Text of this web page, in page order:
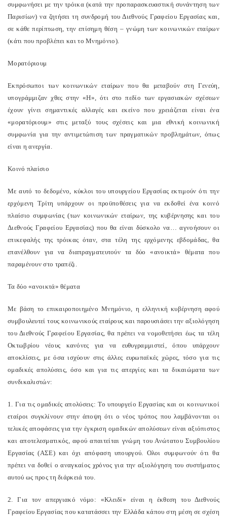
συμφωνήσει με την τρόικα (κατά την προπαρασκευαστική συνάντηση των
Παρισίων) να ζητήσει τη συνδρομή του Διεθνούς Γραφείου Εργασίας και,
σε κάθε περίπτωση, την επίσημη θέση – γνώμη των κοινωνικών εταίρων
(κάτι που προβλέπει και το Μνημόνιο).
Μορατόριουμ
Εκπρόσωποι των κοινωνικών εταίρων που θα μεταβούν στη Γενεύη,
υπογράμμιζαν χθες στην «Η», ότι στο πεδίο των εργασιακών σχέσεων
έχουν γίνει σημαντικές αλλαγές και εκείνο που χρειάζεται είναι ένα
«μορατόριουμ» στις μεταξύ τους σχέσεις και μια εθνική κοινωνική
συμφωνία για την αντιμετώπιση των πραγματικών προβλημάτων, όπως
είναι η ανεργία.
Κοινό πλαίσιο
Με αυτό το δεδομένο, κύκλοι του υπουργείου Εργασίας εκτιμούν ότι την
ερχόμενη Τρίτη υπάρχουν οι προϋποθέσεις για να εκδοθεί ένα κοινό
πλαίσιο συμφωνίας (των κοινωνικών εταίρων, της κυβέρνησης και του
Διεθνούς Γραφείου Εργασίας) που θα είναι δύσκολο να… αγνοήσουν οι
επικεφαλής της τρόικας όταν, στα τέλη της ερχόμενης εβδομάδας, θα
επανέλθουν για να διαπραγματευτούν τα δύο «ανοικτά» θέματα που
παραμένουν στο τραπέζι.
Τα δύο «ανοικτά» θέματα
Με βάση το επικαιροποιημένο Μνημόνιο, η ελληνική κυβέρνηση αφού
συμβουλευτεί τους κοινωνικούς εταίρους και παρουσιάσει την αξιολόγηση
του Διεθνούς Γραφείου Εργασίας, θα πρέπει να νομοθετήσει έως τα τέλη
Οκτωβρίου νέους κανόνες για να ευθυγραμμιστεί, όπου υπάρχουν
αποκλίσεις, με όσα ισχύουν στις άλλες ευρωπαϊκές χώρες, τόσο για τις
ομαδικές απολύσεις, όσο και για τις απεργίες και τα δικαιώματα των
συνδικαλιστών:
1. Για τις ομαδικές απολύσεις: Το υπουργείο Εργασίας και οι κοινωνικοί
εταίροι συγκλίνουν στην άποψη ότι ο νέος τρόπος που λαμβάνονται οι
τελικές αποφάσεις για την έγκριση ομαδικών απολύσεων είναι αξιόπιστος
και αποτελεσματικός, αφού απαιτείται γνώμη του Ανώτατου Συμβουλίου
Εργασίας (ΑΣΕ) και όχι απόφαση υπουργού. Ολοι συμφωνούν ότι θα
πρέπει να δοθεί ο αναγκαίος χρόνος για την αξιολόγηση του συστήματος
αυτού ως προς τη διάρκειά του.
2. Για τον απεργιακό νόμο: «Κλειδί» είναι η έκθεση του Διεθνούς
Γραφείου Εργασίας που κατατάσσει την Ελλάδα κάπου στη μέση σε σχέση